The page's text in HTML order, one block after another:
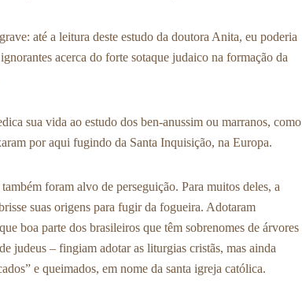
até a leitura deste estudo da doutora Anita, eu poderia
acerca do forte sotaque judaico na formação da
sua vida ao estudo dos ben-anussim ou marranos, como
por aqui fugindo da Santa Inquisição, na Europa.
foram alvo de perseguição. Para muitos deles, a
suas origens para fugir da fogueira. Adotaram
boa parte dos brasileiros que têm sobrenomes de árvores
judeus – fingiam adotar as liturgias cristãs, mas ainda
e queimados, em nome da santa igreja católica.